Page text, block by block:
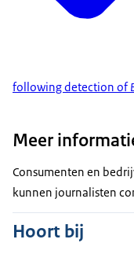
following detection of
Meer
Consumenten en
kunnen journalisten
Hoort bij